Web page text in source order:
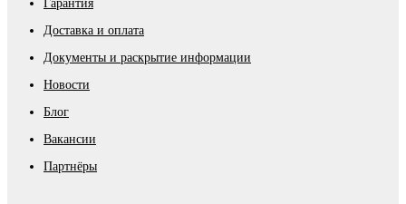
Гарантия
Доставка и оплата
Документы и раскрытие информации
Новости
Блог
Вакансии
Партнёры